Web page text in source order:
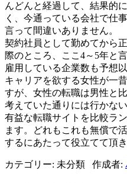
んどんと経過して、結果的
く、今通っている会社で仕
言って間違いありません。
契約社員として勤めてから
際のところ、ここ4～5年と
雇用している企業数も予想
キャリアを欲する女性が一
すが、女性の転職は男性と
考えていた通りには行かな
有益な転職サイトを比較ラ
ます。どれもこれも無償で
するにあたって役立てて頂き
カテゴリー: 未分類 作成者: